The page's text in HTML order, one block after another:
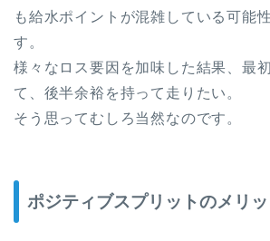
も給水ポイントが混雑している可能
す。
様々なロス要因を加味した結果、最
て、後半余裕を持って走りたい。
そう思ってむしろ当然なのです。
ポジティブスプリットのメリッ